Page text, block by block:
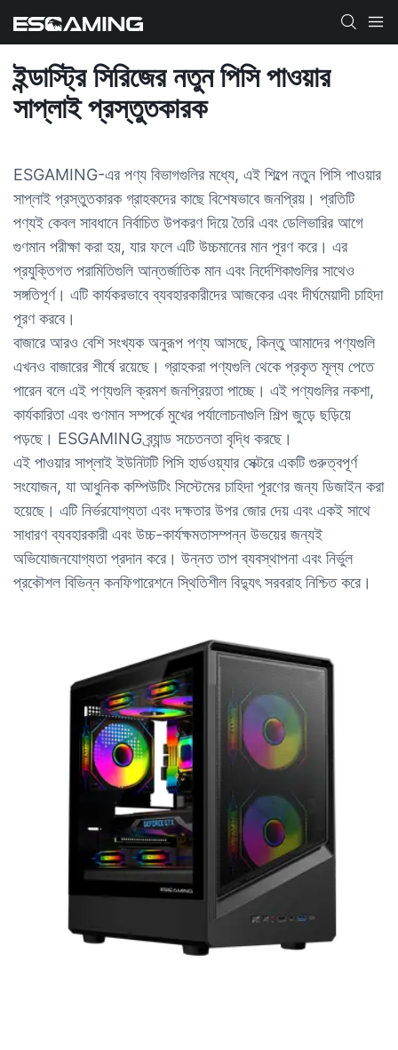
ইন্ডাস্ট্রি সিরিজের নতুন পিসি পাওয়ার
সাপ্লাই প্রস্তুতকারক
ESGAMING-এর পণ্য বিভাগগুলির মধ্যে, এই শিল্পে নতুন পিসি পাওয়ার
সাপ্লাই প্রস্তুতকারক গ্রাহকদের কাছে বিশেষভাবে জনপ্রিয়। প্রতিটি
পণ্যই কেবল সাবধানে নির্বাচিত উপকরণ দিয়ে তৈরি এবং ডেলিভারির আগে
গুণমান পরীক্ষা করা হয়, যার ফলে এটি উচ্চমানের মান পূরণ করে। এর
প্রযুক্তিগত পরামিতিগুলি আন্তর্জাতিক মান এবং নির্দেশিকাগুলির সাথেও
সঙ্গতিপূর্ণ। এটি কার্যকরভাবে ব্যবহারকারীদের আজকের এবং দীর্ঘমেয়াদী চাহিদা
পূরণ করবে।
বাজারে আরও বেশি সংখ্যক অনুরূপ পণ্য আসছে, কিন্তু আমাদের পণ্যগুলি
এখনও বাজারের শীর্ষে রয়েছে। গ্রাহকরা পণ্যগুলি থেকে প্রকৃত মূল্য পেতে
পারেন বলে এই পণ্যগুলি ক্রমশ জনপ্রিয়তা পাচ্ছে। এই পণ্যগুলির নকশা,
কার্যকারিতা এবং গুণমান সম্পর্কে মুখের পর্যালোচনাগুলি শিল্প জুড়ে ছড়িয়ে
পড়ছে। ESGAMING ব্র্যান্ড সচেতনতা বৃদ্ধি করছে।
এই পাওয়ার সাপ্লাই ইউনিটটি পিসি হার্ডওয়্যার সেক্টরে একটি গুরুত্বপূর্ণ
সংযোজন, যা আধুনিক কম্পিউটিং সিস্টেমের চাহিদা পূরণের জন্য ডিজাইন করা
হয়েছে। এটি নির্ভরযোগ্যতা এবং দক্ষতার উপর জোর দেয় এবং একই সাথে
সাধারণ ব্যবহারকারী এবং উচ্চ-কার্যক্ষমতাসম্পন্ন উভয়ের জন্যই
অভিযোজনযোগ্যতা প্রদান করে। উন্নত তাপ ব্যবস্থাপনা এবং নির্ভুল
প্রকৌশল বিভিন্ন কনফিগারেশনে স্থিতিশীল বিদ্যুৎ সরবরাহ নিশ্চিত করে।